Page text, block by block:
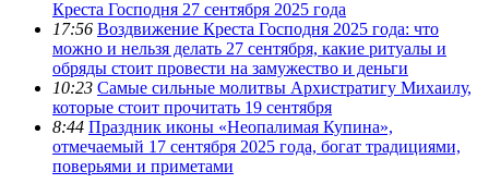
Креста Господня 27 сентября 2025 года
17:56 Воздвижение Креста Господня 2025 года: что
можно и нельзя делать 27 сентября, какие ритуалы и
обряды стоит провести на замужество и деньги
10:23 Самые сильные молитвы Архистратигу Михаилу,
которые стоит прочитать 19 сентября
8:44 Праздник иконы «Неопалимая Купина»,
отмечаемый 17 сентября 2025 года, богат традициями,
поверьями и приметами